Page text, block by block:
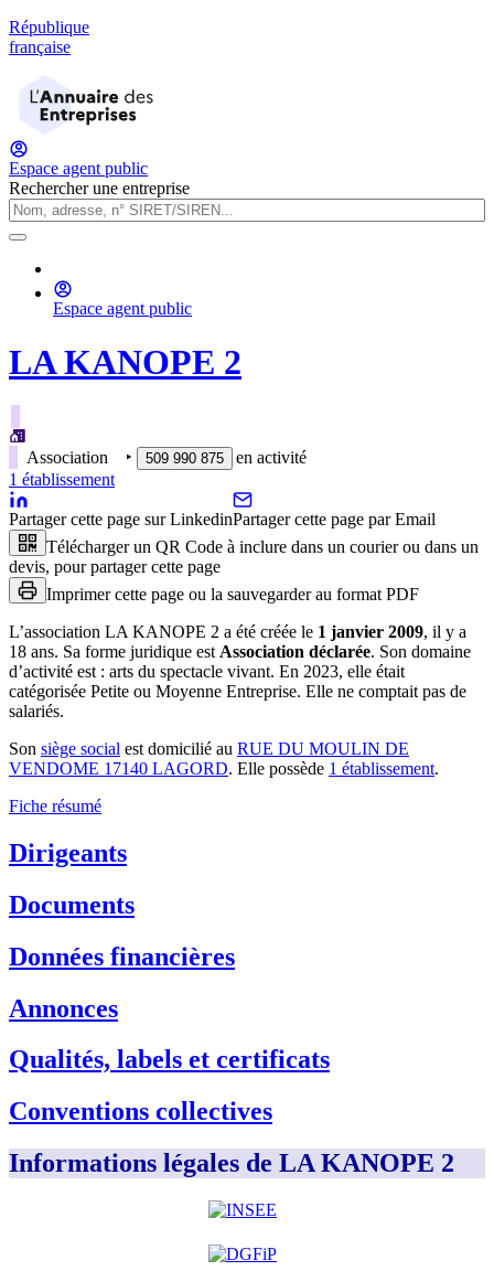
République
française
Espace agent public
Rechercher une entreprise
Espace agent public
LA KANOPE 2
Association ‣ 509 990 875
en activité
1 établissement
Partager cette page sur LinkedinPartager cette page par Email
Télécharger un QR Code à inclure dans un courier ou dans un
devis, pour partager cette page
Imprimer cette page ou la sauvegarder au format PDF
L’association LA KANOPE 2 a été créée le 1 janvier 2009, il y a
18 ans. Sa forme juridique est Association déclarée. Son domaine
d’activité est : arts du spectacle vivant. En 2023, elle était
catégorisée Petite ou Moyenne Entreprise. Elle ne comptait pas de
salariés.
Son siège social est domicilié au RUE DU MOULIN DE
VENDOME 17140 LAGORD. Elle possède 1 établissement.
Fiche résumé
Dirigeants
Documents
Données financières
Annonces
Qualités, labels et certificats
Conventions collectives
Informations légales de LA KANOPE 2